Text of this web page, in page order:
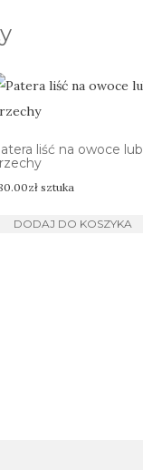
liść na owoce lub
zł sztuka
DODAJ DO KOSZYKA